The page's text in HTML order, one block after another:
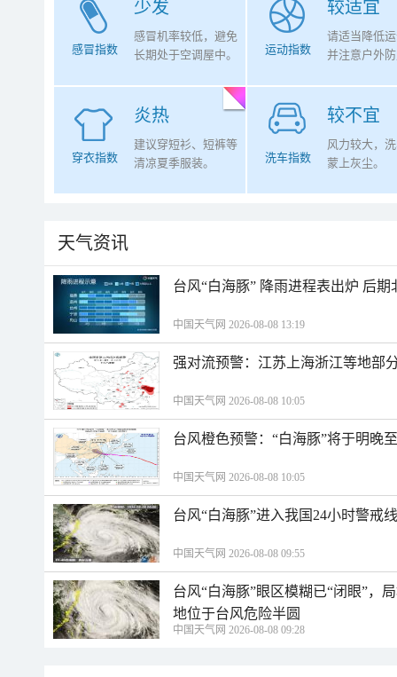
少发
感冒指数
感冒机率较低，避免
长期处于空调屋中。
较适宜
运动指数
请适当降低
并注意户外
炎热
穿衣指数
建议穿短衫、短裤等
清凉夏季服装。
较不宜
洗车指数
风力较大，
蒙上灰尘。
天气资讯
台风“白海豚” 降雨进程表出炉 后
中国天气网 2026-08-08 13:19
强对流预警：江苏上海浙江等地部
中国天气网 2026-08-08 10:05
台风橙色预警：“白海豚”将于明晚
中国天气网 2026-08-08 10:05
台风“白海豚”进入我国24小时警戒
中国天气网 2026-08-08 09:55
台风“白海豚”眼区模糊已“闭眼”，
地位于台风危险半圆
中国天气网 2026-08-08 09:28